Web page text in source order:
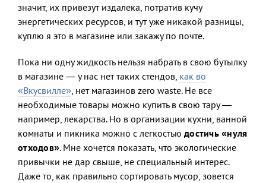
значит, их привезут издалека, потратив кучу
энергетических ресурсов, и тут уже никакой разницы,
куплю я это в магазине или закажу по почте.
Пока ни одну жидкость нельзя набрать в свою бутылку
в магазине — у нас нет таких стендов, как во
«Вкусвилле» , нет магазинов zero waste. Не все
необходимые товары можно купить в свою тару —
например, лекарства. Но в организации кухни, ванной
комнаты и пикника можно с легкостью достичь «нуля
отходов». Мне хочется показать, что экологические
привычки не дар свыше, не специальный интерес.
Даже то, как правильно сортировать мусор, зовется